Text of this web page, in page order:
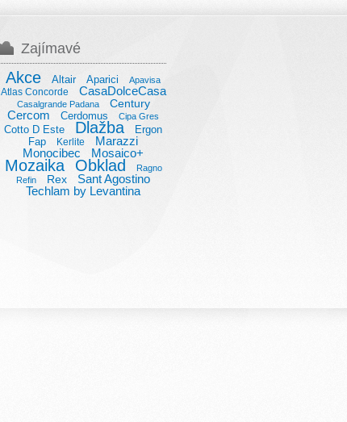
Zajímavé
Akce Altair Aparici Apavisa
Atlas Concorde CasaDolceCasa
Casalgrande Padana Century
Cercom Cerdomus Cipa Gres
Cotto D Este Dlažba
Ergon
Fap
Kerlite
Marazzi
Monocibec
Mosaico+
Mozaika Obklad
Ragno
Refin
Rex
Sant Agostino
Techlam by Levantina